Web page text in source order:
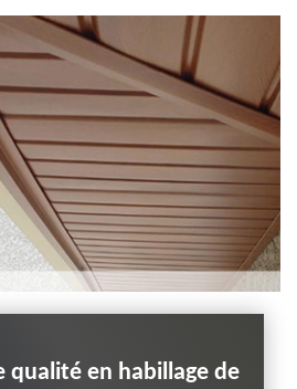
qualité en habillage de